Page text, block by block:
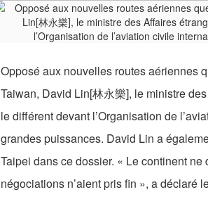
Opposé aux nouvelles routes aériennes
Taiwan, David Lin[林永樂], le ministre
le différent devant l’Organisation de
grandes puissances. David Lin a
Taipei dans ce dossier. « Le continent
négociations n’aient pris fin », a déclaré